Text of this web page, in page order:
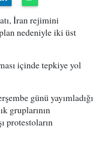
İran rejimini
nedeniyle iki üst
içinde tepkiye yol
günü yayımladığı
gruplarının
protestoların